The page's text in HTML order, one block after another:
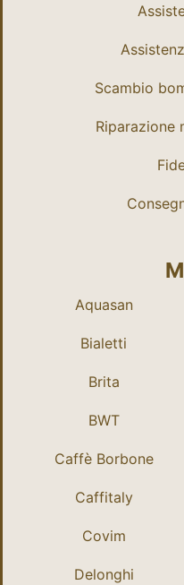
Scambio
Riparazione
Aquasan
Bialetti
Brita
BWT
Caffè Borbone
Caffitaly
Covim
Delonghi